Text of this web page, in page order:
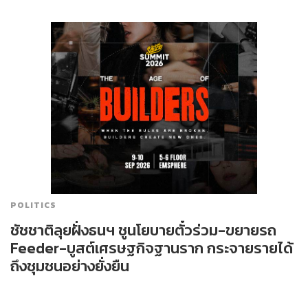
POLITICS
ชัชชาติลุยฝั่งธนฯ ชูนโยบายตั๋วร่วม-ขยายรถ
Feeder-บูสต์เศรษฐกิจฐานราก กระจายรายได้
ถึงชุมชนอย่างยั่งยืน